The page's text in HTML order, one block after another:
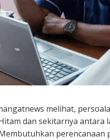
melihat,
dan sekitarnya
perencanaan